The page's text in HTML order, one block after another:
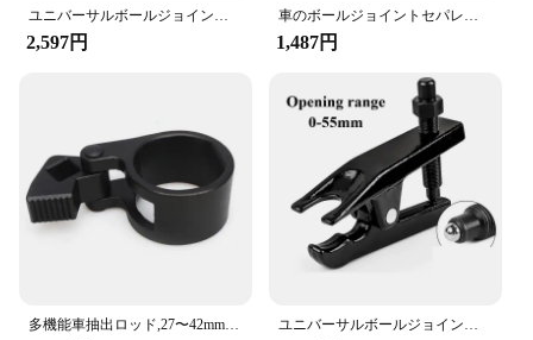
ユニバーサルボールジョイントプーラー、タイロッドエンド、ボールジョイントセパレーター、取り外しツール、21mm
2,597円
車のボールジョイントセパレーター,ノットロッドエンドプラー,ピットマンアームパルラー,スチールスプリッター,自動修理ツール
1,487円
多機能車抽出ロッド,27〜42mmの同軸ジョイントレンチ,ステアリングホイールパーツ,トラックロッド取り外しツール ユニバーサルボールジョイントプーラー、タイロッドエンド、ボールジョイントセパレーター、取り外しツール、21mm